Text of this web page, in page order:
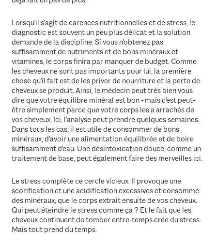
Lorsqu'il s'agit de carences nutritionnelles et de stress, le
diagnostic est souvent un peu plus délicat et la solution
demande de la discipline. Si vous n'obtenez pas
suffisamment de nutriments et de bons minéraux et
vitamines, le corps finira par manquer de budget. Comme
les cheveux ne sont pas importants pour lui, la première
chose qu'il fait est de les priver de nourriture et la perte de
cheveux se produit. Ainsi, le médecin peut très bien vous
dire que votre équilibre minéral est bon - mais c'est peut-
être simplement parce que votre corps les a arrachés de
vos cheveux. Ici, l'analyse peut prendre quelques semaines.
Dans tous les cas, il est utile de consommer de bons
minéraux, d'avoir une alimentation équilibrée et de boire
suffisamment d'eau. Une désintoxication douce, comme un
traitement de base, peut également faire des merveilles ici.
Le stress complète ce cercle vicieux. Il provoque une
scorification et une acidification excessives et consomme
des minéraux, que le corps extrait ensuite de vos cheveux.
Qui peut éteindre le stress comme ça ? Et le fait que les
cheveux continuent de tomber entre-temps crée du stress.
Mais tout prend du temps.